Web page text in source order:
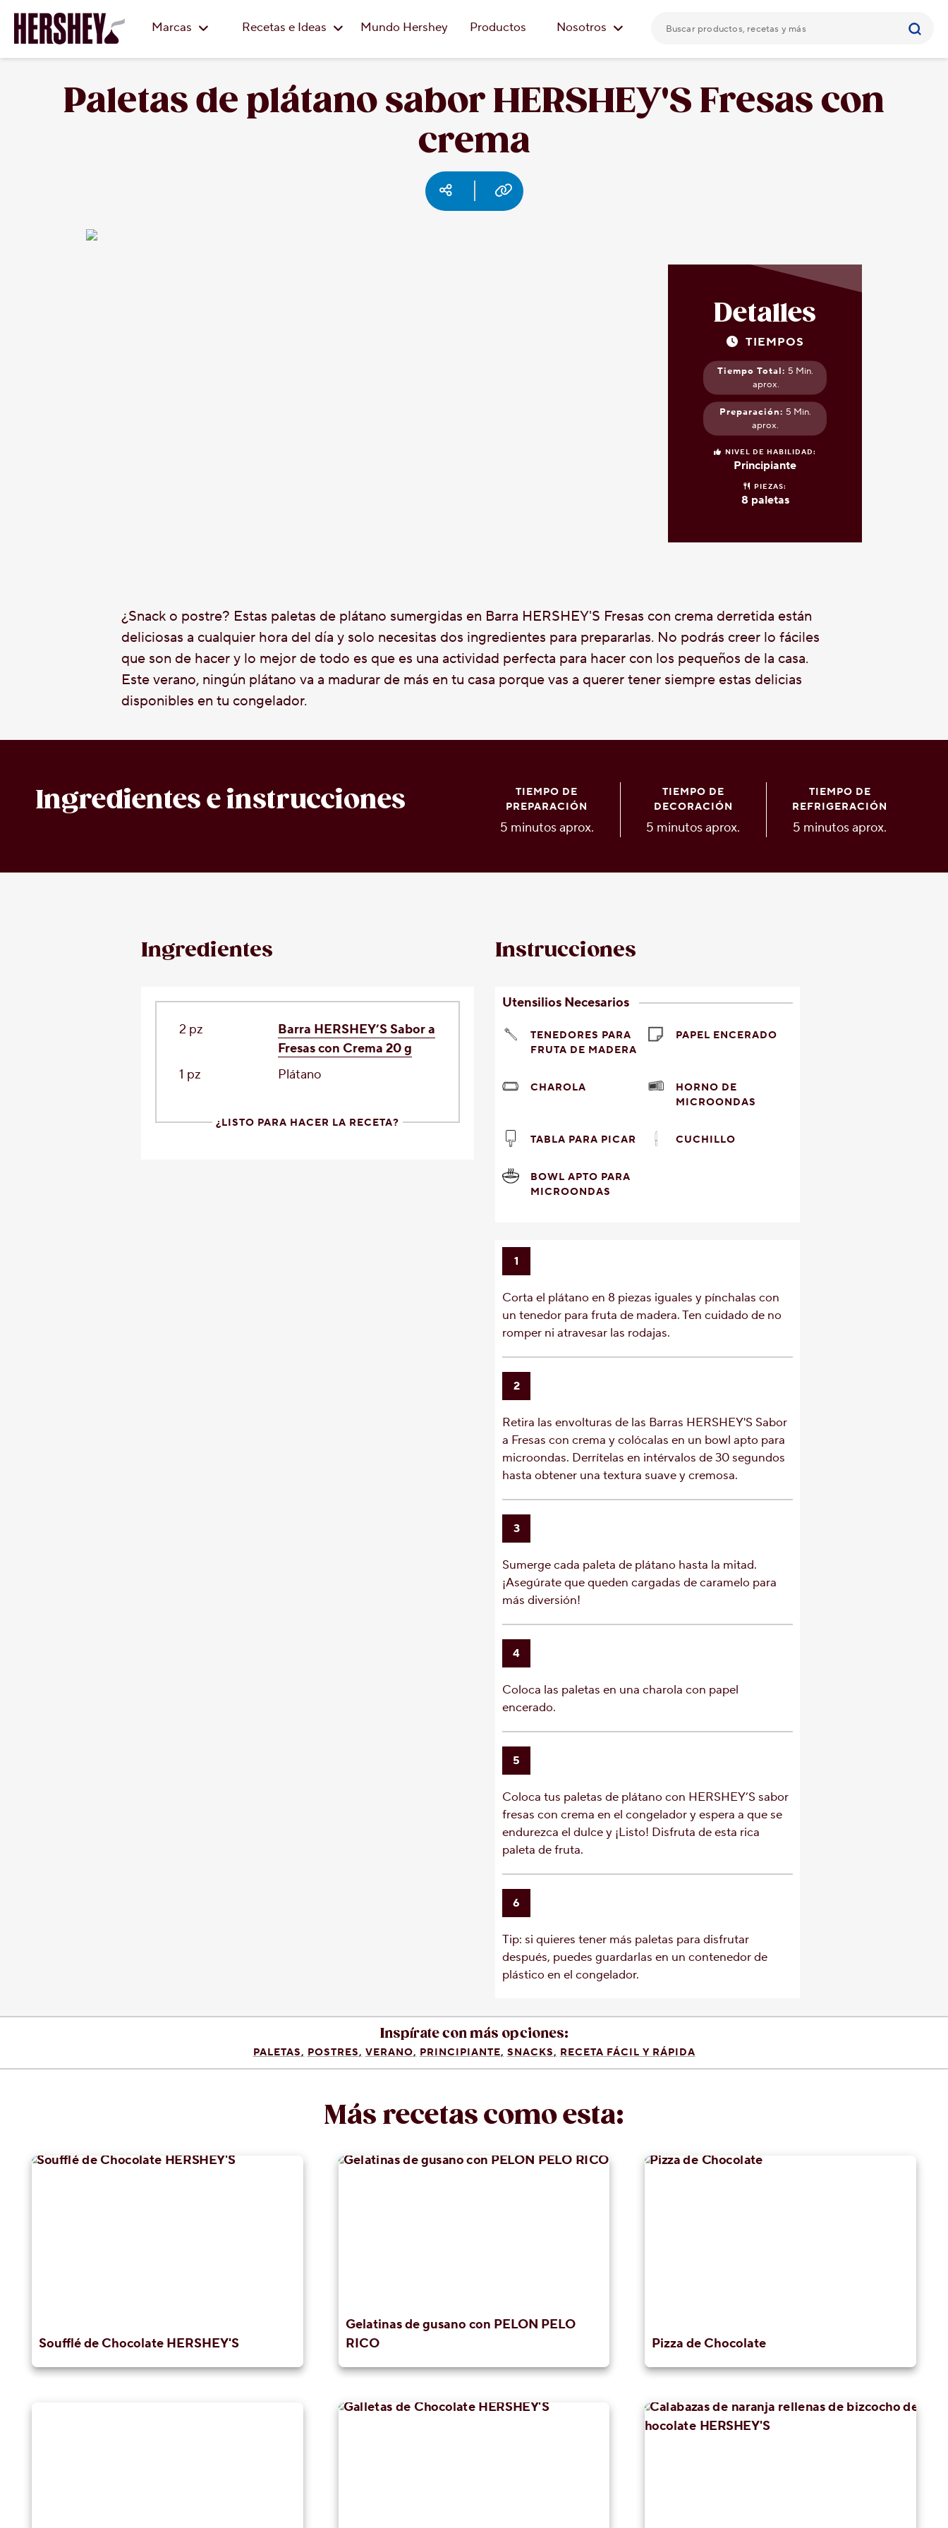
Marcas
Recetas e Ideas Mundo Hershey Productos Nosotros
Paletas de plátano sabor HERSHEY'S Fresas con
crema
Social media
Facebook
Pinterest
Email
PrintCopy URL
Detalles
TIEMPOS
Tiempo Total: 5 Min.
aprox.
Preparación: 5 Min.
aprox.
NIVEL DE HABILIDAD:
Principiante
PIEZAS:
8 paletas
¿Snack o postre? Estas paletas de plátano sumergidas en Barra HERSHEY'S Fresas con crema derretida están
deliciosas a cualquier hora del día y solo necesitas dos ingredientes para prepararlas. No podrás creer lo fáciles
que son de hacer y lo mejor de todo es que es una actividad perfecta para hacer con los pequeños de la casa.
Este verano, ningún plátano va a madurar de más en tu casa porque vas a querer tener siempre estas delicias
disponibles en tu congelador.
Ingredientes e instrucciones
TIEMPO DE
PREPARACIÓN
5 minutos aprox.
TIEMPO DE
DECORACIÓN
5 minutos aprox.
TIEMPO DE
REFRIGERACIÓN
5 minutos aprox.
Ingredientes
2 pz
Barra HERSHEY’S Sabor a
Fresas con Crema 20 g
1 pz
Plátano
¿LISTO PARA HACER LA RECETA?
Instrucciones
Utensilios Necesarios
TENEDORES PARA
FRUTA DE MADERA
PAPEL ENCERADO
CHAROLA
HORNO DE
MICROONDAS
TABLA PARA PICAR CUCHILLO
BOWL APTO PARA
MICROONDAS
1
Corta el plátano en 8 piezas iguales y pínchalas con
un tenedor para fruta de madera. Ten cuidado de no
romper ni atravesar las rodajas.
2
Retira las envolturas de las Barras HERSHEY'S Sabor
a Fresas con crema y colócalas en un bowl apto para
microondas. Derrítelas en intérvalos de 30 segundos
hasta obtener una textura suave y cremosa.
3
Sumerge cada paleta de plátano hasta la mitad.
¡Asegúrate que queden cargadas de caramelo para
más diversión!
4
Coloca las paletas en una charola con papel
encerado.
5
Coloca tus paletas de plátano con HERSHEY’S sabor
fresas con crema en el congelador y espera a que se
endurezca el dulce y ¡Listo! Disfruta de esta rica
paleta de fruta.
6
Tip: si quieres tener más paletas para disfrutar
después, puedes guardarlas en un contenedor de
plástico en el congelador.
Inspírate con más opciones:
PALETAS POSTRES VERANO PRINCIPIANTE SNACKS RECETA FÁCIL Y RÁPIDA
Más recetas como esta:
Soufflé de Chocolate HERSHEY'S
Gelatinas de gusano con PELON PELO
RICO
Pizza de Chocolate